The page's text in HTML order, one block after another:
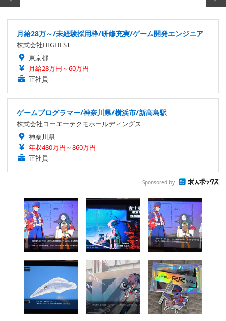
月給28万～/未経験採用枠/研修充実/ゲーム開発エンジニア
株式会社HIGHEST
東京都
月給28万円～60万円
正社員
ゲームプログラマー/神奈川県/横浜市/新高島駅
株式会社コーエーテクモホールディングス
神奈川県
年収480万円～860万円
正社員
Sponsored by